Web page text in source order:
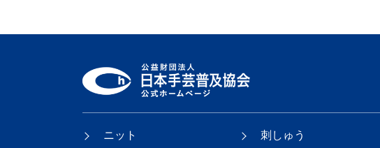
ニット 刺しゅう